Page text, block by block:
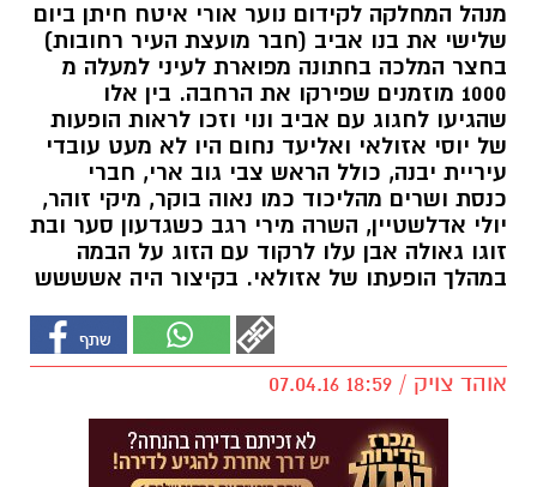
מנהל המחלקה לקידום נוער אורי איטח חיתן ביום
שלישי את בנו אביב (חבר מועצת העיר רחובות)
בחצר המלכה בחתונה מפוארת לעיני למעלה מ
1000 מוזמנים שפירקו את הרחבה. בין אלו
שהגיעו לחגוג עם אביב ונוי וזכו לראות הופעות
של יוסי אזולאי ואליעד נחום היו לא מעט עובדי
עיריית יבנה, כולל הראש צבי גוב ארי, חברי
כנסת ושרים מהליכוד כמו נאוה בוקר, מיקי זוהר,
יולי אדלשטיין, השרה מירי רגב כשגדעון סער ובת
זוגו גאולה אבן עלו לרקוד עם הזוג על הבמה
במהלך הופעתו של אזולאי. בקיצור היה אשששש
אוהד צויק / 18:59 07.04.16